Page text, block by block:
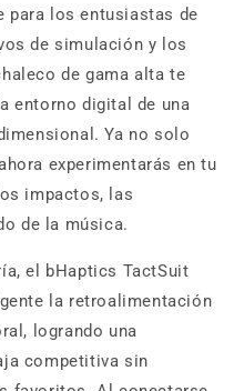
para los entusiastas de
de simulación y los
de gama alta te
entorno digital de una
Ya no solo
experimentarás en tu
impactos, las
de la música.
el bHaptics TactSuit
la retroalimentación
logrando una
competitiva sin